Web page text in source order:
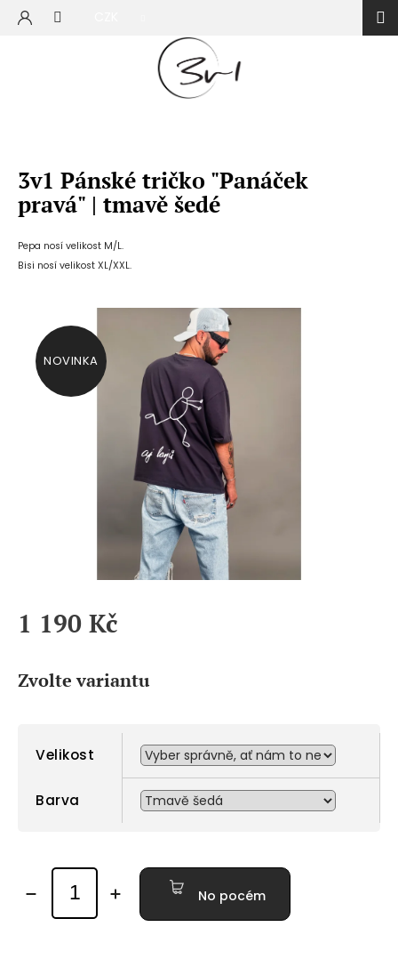
Přejít
3v1 Pánské tričko "Panáček
pravá" | tmavě šedé
Pepa nosí velikost M/L.
Bisi nosí velikost XL/XXL.
NOVINKA
1 190 Kč
Zvolte variantu
Velikost
Barva
No pocém